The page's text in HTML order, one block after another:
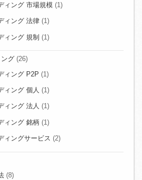
ィング 市場規模 (1)
ィング 法律 (1)
ィング 規制 (1)
グ(26)
ィング P2P (1)
ィング 個人 (1)
ィング 法人 (1)
ィング 銘柄 (1)
ィングサービス (2)
(8)